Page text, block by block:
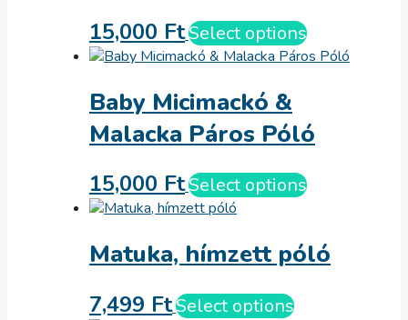
15,000 FtSelect options
Baby Micimackó &
Malacka Páros Póló
15,000 FtSelect options
Matuka, hímzett póló
7,499 FtSelect options